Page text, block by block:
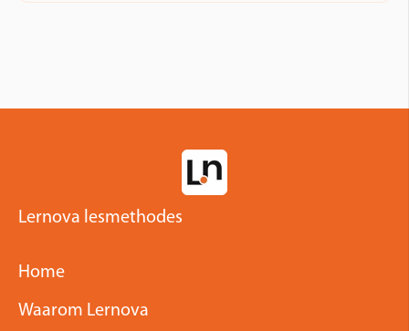
Lernova lesmethodes
Home
Waarom Lernova